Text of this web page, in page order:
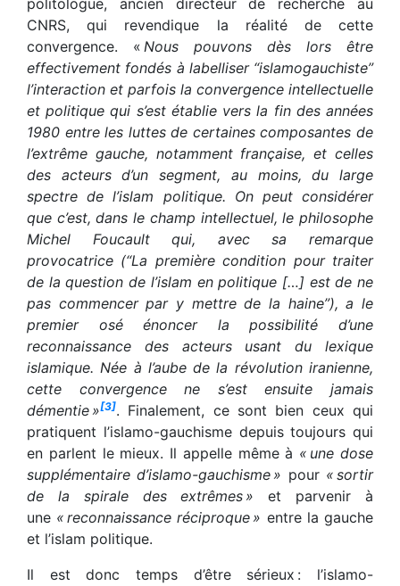
politologue, ancien directeur de recherche au
CNRS, qui revendique la réalité de cette
convergence. « Nous pouvons dès lors être
effectivement fondés à labelliser “islamogauchiste”
l’interaction et parfois la convergence intellectuelle
et politique qui s’est établie vers la fin des années
1980 entre les luttes de certaines composantes de
l’extrême gauche, notamment française, et celles
des acteurs d’un segment, au moins, du large
spectre de l’islam politique. On peut considérer
que c’est, dans le champ intellectuel, le philosophe
Michel Foucault qui, avec sa remarque
provocatrice (“La première condition pour traiter
de la question de l’islam en politique […] est de ne
pas commencer par y mettre de la haine”), a le
premier osé énoncer la possibilité d’une
reconnaissance des acteurs usant du lexique
islamique. Née à l’aube de la révolution iranienne,
cette convergence ne s’est ensuite jamais
démentie »[3]. Finalement, ce sont bien ceux qui
pratiquent l’islamo-gauchisme depuis toujours qui
en parlent le mieux. Il appelle même à « une dose
supplémentaire d’islamo-gauchisme » pour « sortir
de la spirale des extrêmes » et parvenir à
une « reconnaissance réciproque » entre la gauche
et l’islam politique.
Il est donc temps d’être sérieux : l’islamo-